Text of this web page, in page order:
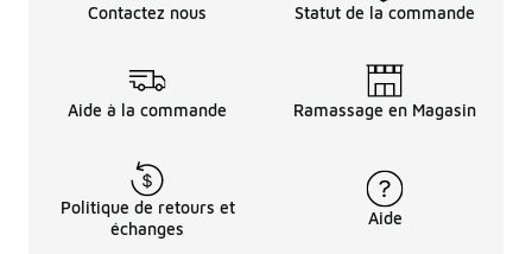
Contactez nous Statut de la commande
Aide à la commande Ramassage en Magasin
Politique de retours et
échanges
Aide